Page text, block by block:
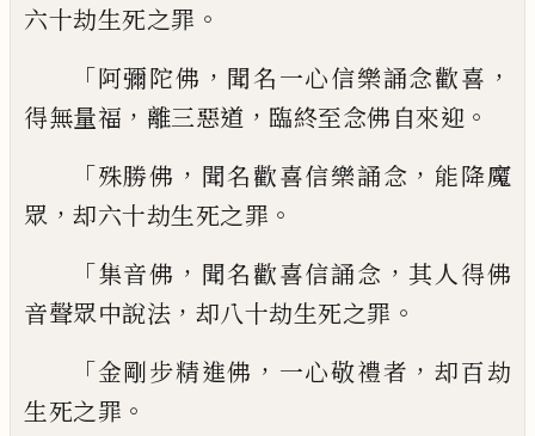
六十劫生死之罪 。
「阿彌陀佛 ， 聞名一心信樂誦念歡喜 ，
得無量福 ， 離三惡道 ， 臨終至念佛自來迎 。
「殊勝佛 ， 聞名歡喜信樂誦念 ， 能降魔
眾 ， 却六十劫生死之罪 。
「集音佛 ， 聞名歡喜信誦念 ，其人得佛
音聲眾中說法 ， 却八十劫生死之罪 。
「金剛步精進佛 ， 一心敬禮者 ，却百劫
生死之罪 。